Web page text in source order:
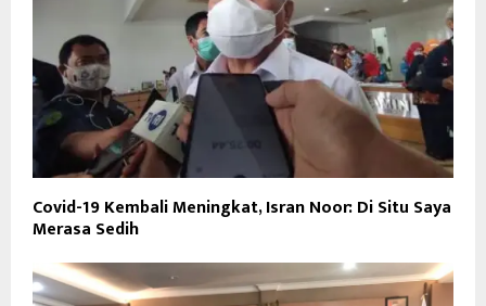
Covid-19 Kembali Meningkat, Isran Noor: Di Situ Saya
Merasa Sedih